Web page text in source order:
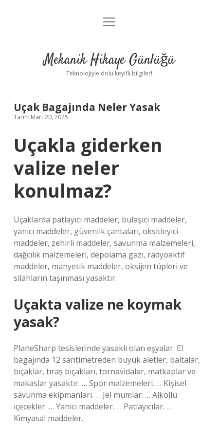
Anasayfa
Yasal Uyarı
menüyü
Mekanik Hikaye Günlüğü
Teknolojiyle dolu keyifli bilgiler!
Uçak Bagajında Neler Yasak
Tarih: Mart 20, 2025
Uçakla giderken
valize neler
konulmaz?
Uçaklarda patlayıcı maddeler, bulaşıcı maddeler,
yanıcı maddeler, güvenlik çantaları, oksitleyici
maddeler, zehirli maddeler, savunma malzemeleri,
dağcılık malzemeleri, depolama gazı, radyoaktif
maddeler, manyetik maddeler, oksijen tüpleri ve
silahların taşınması yasaktır.
Uçakta valize ne koymak
yasak?
PlaneSharp tesislerinde yasaklı olan eşyalar. El
bagajında ​​12 santimetreden büyük aletler, baltalar,
bıçaklar, tıraş bıçakları, tornavidalar, matkaplar ve
makaslar yasaktır. … Spor malzemeleri. … Kişisel
savunma ekipmanları. … Jel mumlar. … Alkollü
içecekler. … Yanıcı maddeler. … Patlayıcılar. …
Kimyasal maddeler.